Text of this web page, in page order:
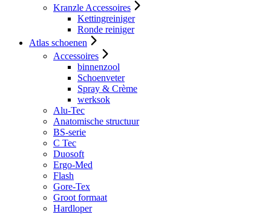
Kranzle Accessoires
Kettingreiniger
Ronde reiniger
Atlas schoenen
Accessoires
binnenzool
Schoenveter
Spray & Crème
werksok
Alu-Tec
Anatomische structuur
BS-serie
C Tec
Duosoft
Ergo-Med
Flash
Gore-Tex
Groot formaat
Hardloper